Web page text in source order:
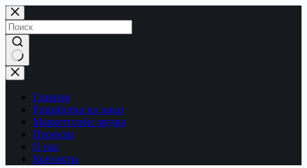
Перейти
к
сути
Ничего
не
найденоГлавная
Разработка на заказ
Маркетплейс медиа
Проекты
О нас
Контакты